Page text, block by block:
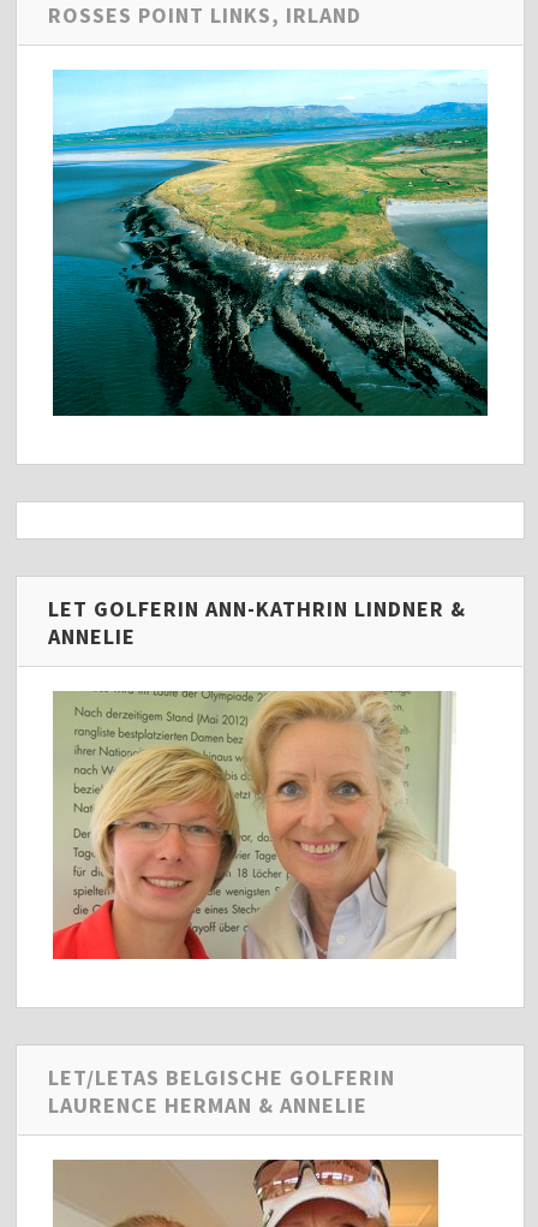
ROSSES POINT LINKS, IRLAND
LET GOLFERIN ANN-KATHRIN LINDNER &
ANNELIE
LET/LETAS BELGISCHE GOLFERIN
LAURENCE HERMAN & ANNELIE